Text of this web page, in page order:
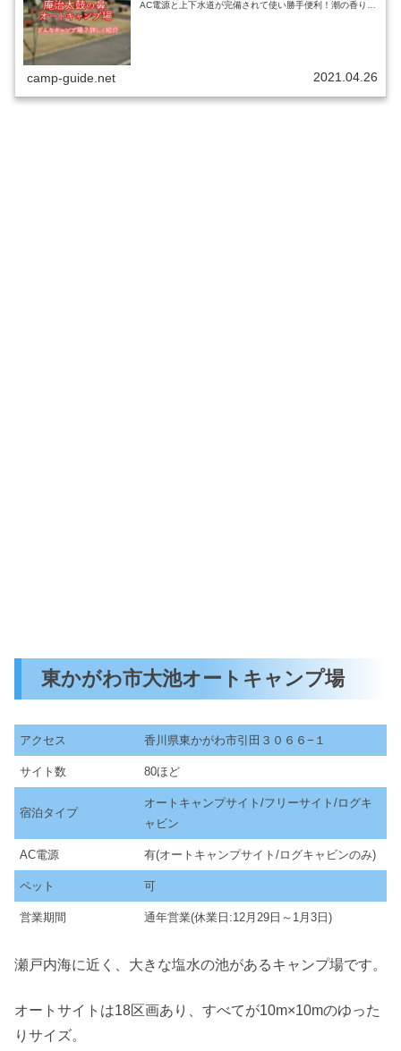
AC電源と上下水道が完備されて使い勝手便利！潮の香りと
camp-guide.net 2021.04.26
東かがわ市大池オートキャンプ場
アクセス 香川県東かがわ市引田３０６６−１
サイト数 80ほど
宿泊タイプ
オートキャンプサイト/フリーサイト/ログキ
ャビン
AC電源 有(オートキャンプサイト/ログキャビンのみ)
ペット 可
営業期間 通年営業(休業日:12月29日～1月3日)
瀬戸内海に近く、大きな塩水の池があるキャンプ場です。
オートサイトは18区画あり、すべてが10m×10mのゆった
りサイズ。